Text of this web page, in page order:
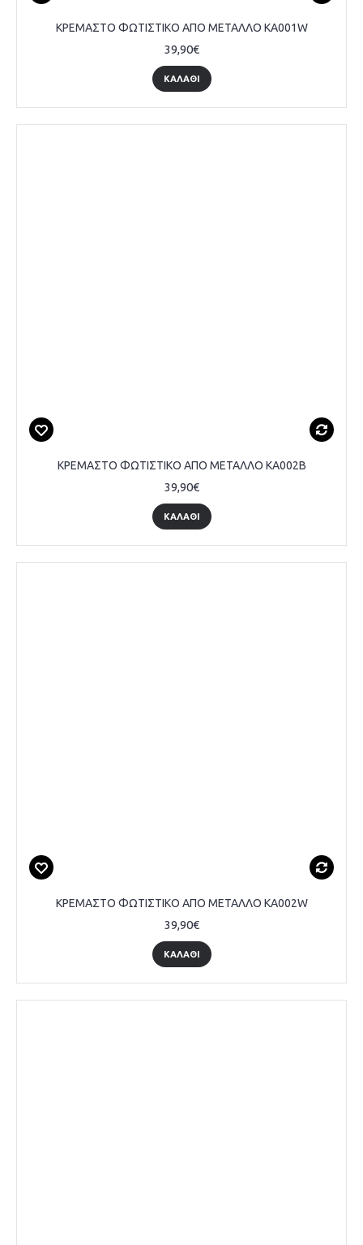
ΚΡΕΜΑΣΤΟ ΦΩΤΙΣΤΙΚΟ ΑΠΟ ΜΕΤΑΛΛΟ KA001W
39,90€
ΚΑΛΆΘΙ
ΚΡΕΜΑΣΤΟ ΦΩΤΙΣΤΙΚΟ ΑΠΟ ΜΕΤΑΛΛΟ KA002B
39,90€
ΚΑΛΆΘΙ
ΚΡΕΜΑΣΤΟ ΦΩΤΙΣΤΙΚΟ ΑΠΟ ΜΕΤΑΛΛΟ KA002W
39,90€
ΚΑΛΆΘΙ